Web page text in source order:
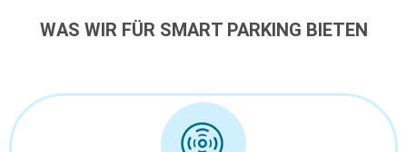
WAS WIR FÜR SMART PARKING BIETEN